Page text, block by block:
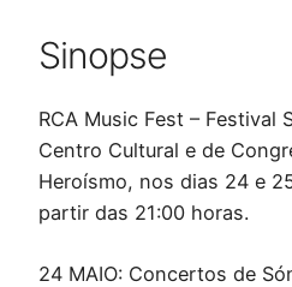
Sinopse
RCA Music Fest – Festival
Centro Cultural e de
Heroísmo, nos dias 24 e
partir das 21:00 horas.
24 MAIO: Concertos de